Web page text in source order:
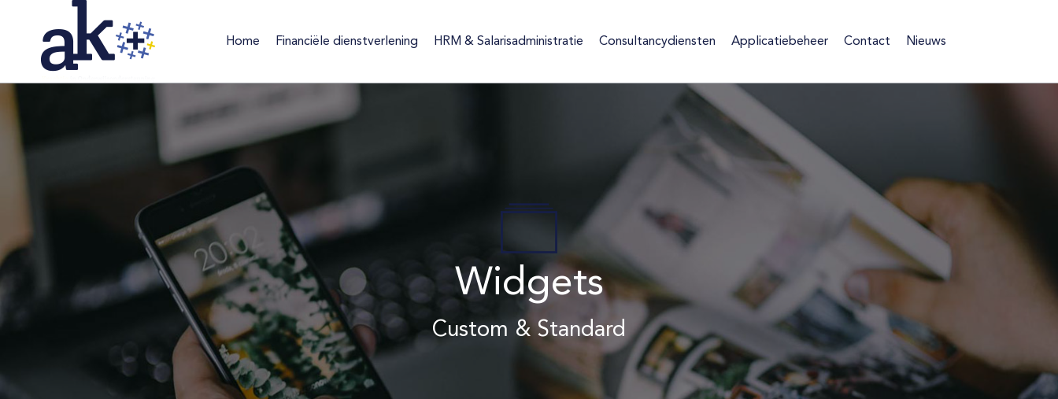
Home Financiële dienstverlening HRM & Salarisadministratie Consultancydiensten Applicatiebeheer Contact Nieuws
Widgets
Custom & Standard
Home Financiële dienstverlening HRM & Salarisadministratie Consultancydiensten Applicatiebeheer Contact Nieuws